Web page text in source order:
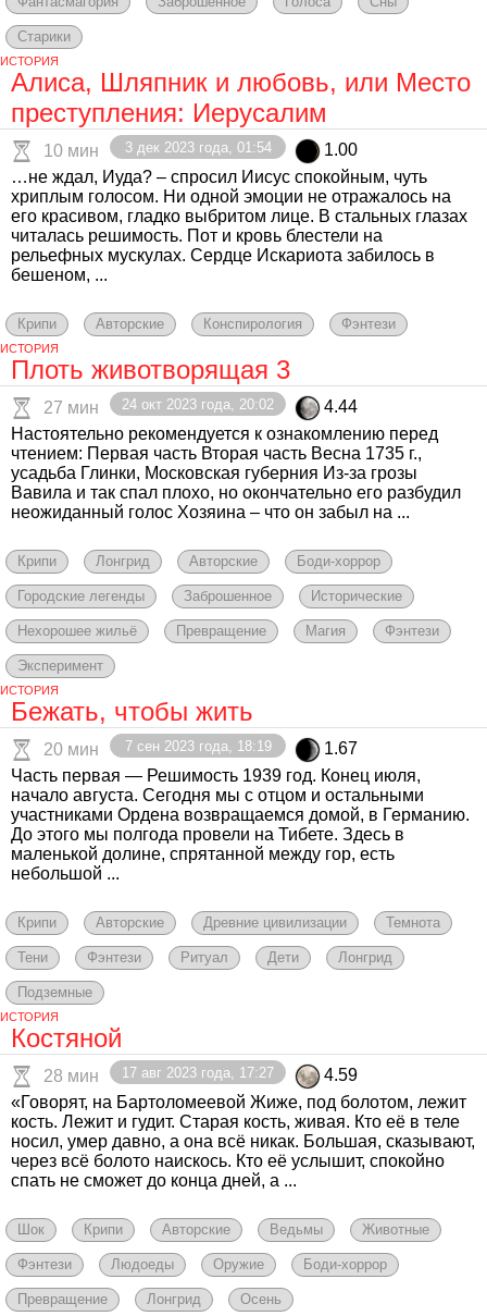
Старики
ИСТОРИЯ
Алиса, Шляпник и любовь, или Место
преступления: Иерусалим
10 мин 3 дек 2023 года, 01:54
1.00
…не ждал, Иуда? – спросил Иисус спокойным, чуть
хриплым голосом. Ни одной эмоции не отражалось на
его красивом, гладко выбритом лице. В стальных глазах
читалась решимость. Пот и кровь блестели на
рельефных мускулах. Сердце Искариота забилось в
бешеном, ...
Крипи Авторские Конспирология Фэнтези
ИСТОРИЯ
Плоть животворящая 3
27 мин 24 окт 2023 года, 20:02
4.44
Настоятельно рекомендуется к ознакомлению перед
чтением: Первая часть Вторая часть Весна 1735 г.,
усадьба Глинки, Московская губерния Из-за грозы
Вавила и так спал плохо, но окончательно его разбудил
неожиданный голос Хозяина – что он забыл на ...
Крипи Лонгрид Авторские Боди-хоррор
Городские легенды Заброшенное Исторические
Нехорошее жильё Превращение Магия Фэнтези
Эксперимент
ИСТОРИЯ
Бежать, чтобы жить
20 мин 7 сен 2023 года, 18:19
1.67
Часть первая — Решимость 1939 год. Конец июля,
начало августа. Сегодня мы с отцом и остальными
участниками Ордена возвращаемся домой, в Германию.
До этого мы полгода провели на Тибете. Здесь в
маленькой долине, спрятанной между гор, есть
небольшой ...
Крипи Авторские Древние цивилизации Темнота
Тени Фэнтези Ритуал Дети Лонгрид
Подземные
ИСТОРИЯ
Костяной
28 мин 17 авг 2023 года, 17:27
4.59
«Говорят, на Бартоломеевой Жиже, под болотом, лежит
кость. Лежит и гудит. Старая кость, живая. Кто её в теле
носил, умер давно, а она всё никак. Большая, сказывают,
через всё болото наискось. Кто её услышит, спокойно
спать не сможет до конца дней, а ...
Шок Крипи Авторские Ведьмы Животные
Фэнтези Людоеды Оружие Боди-хоррор
Превращение Лонгрид Осень